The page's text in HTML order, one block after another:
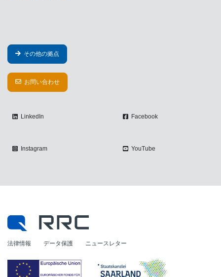
その他の拠点
お問い合わせ
LinkedIn Facebook
Instagram YouTube
法律情報 データ保護 ニュースレター